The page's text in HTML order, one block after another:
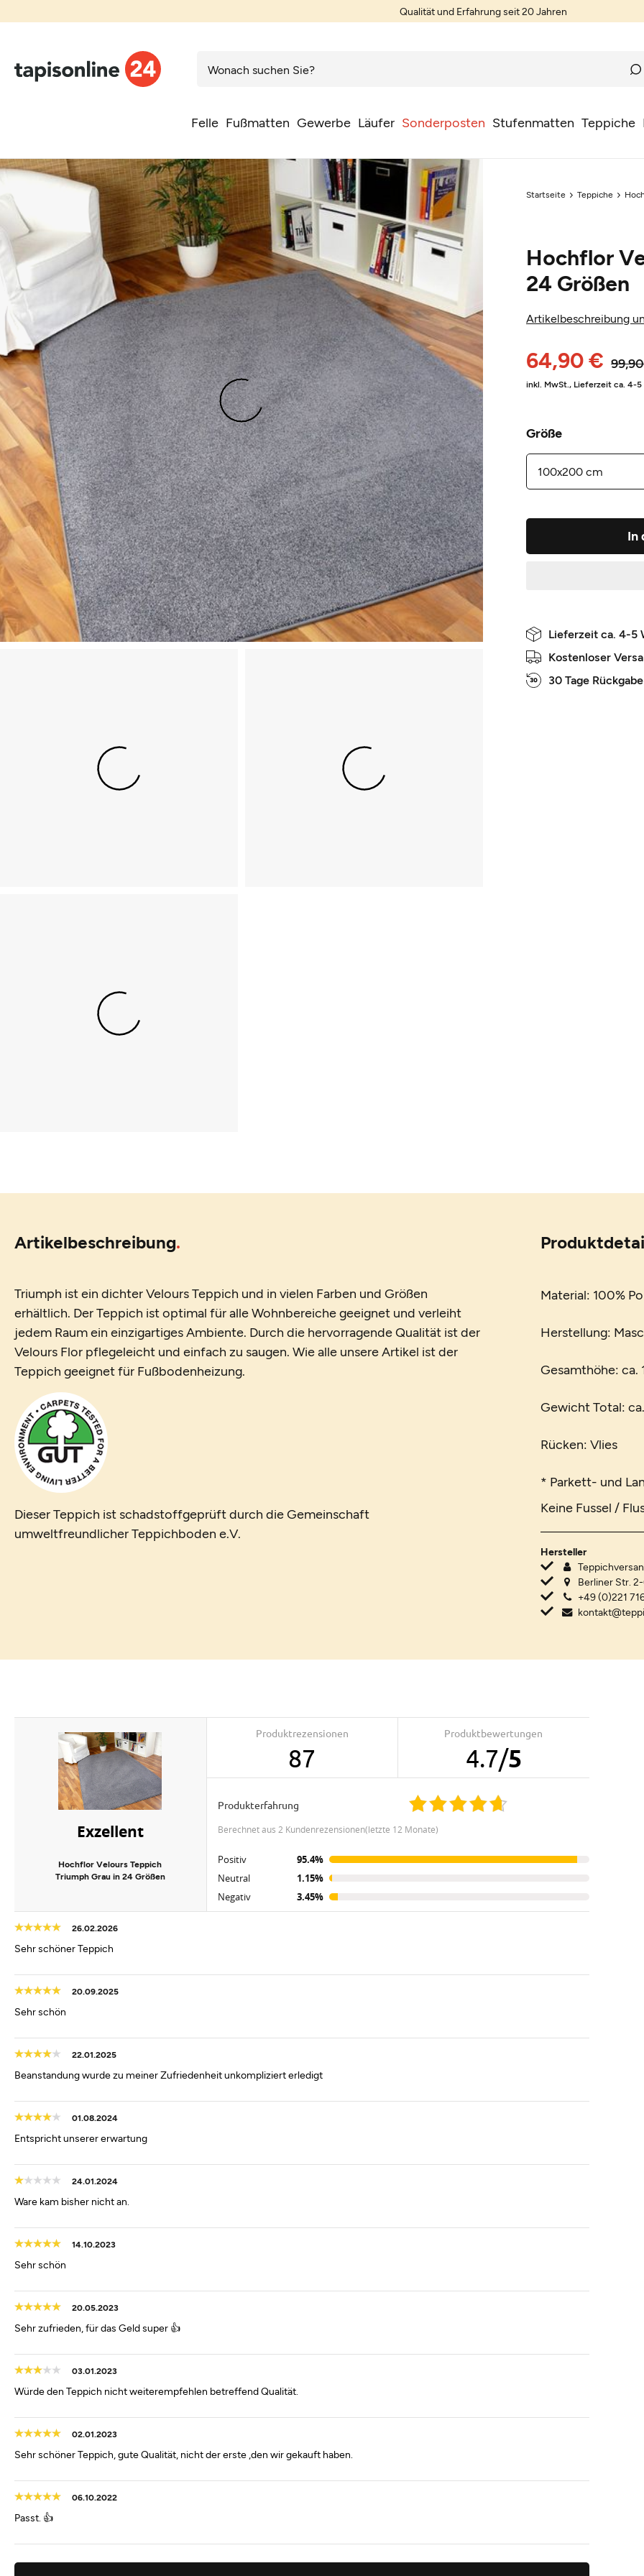
Qualität und Erfahrung seit 20 Jahren
Felle Fußmatten Gewerbe Läufer Sonderposten Stufenmatten Teppiche
Startseite Teppiche
Hochflor
24 Größen
Artikelbeschreibung
64,90 €
inkl. MwSt., Lieferzeit ca. 4-5
Größe
In
Lieferzeit ca. 4-5
Kostenloser
30 Tage
Artikelbeschreibung
Triumph ist ein dichter Velours Teppich und in vielen Farben und Größen
erhältlich. Der Teppich ist optimal für alle Wohnbereiche geeignet und verleiht
jedem Raum ein einzigartiges Ambiente. Durch die hervorragende Qualität ist der
Velours Flor pflegeleicht und einfach zu saugen. Wie alle unsere Artikel ist der
Teppich geeignet für Fußbodenheizung.
Dieser Teppich ist schadstoffgeprüft durch die Gemeinschaft
umweltfreundlicher Teppichboden e.V.
Material: 100%
Herstellung:
Gesamthöhe: ca.
Gewicht Total:
Rücken: Vlies
* Parkett- und
Keine Fussel /
Hersteller
Berliner Str.
+49 (0)221
Exzellent
Hochflor Velours Teppich
Triumph Grau in 24 Größen
Produktrezensionen
87
Produktbewertungen
4.7/5
Produkterfahrung
berechnet aus 2 Kundenrezensionen(letzte 12 Monate)
Positiv
95.4%
Neutral
1.15%
Negativ
3.45%
26.02.2026
Sehr schöner Teppich
20.09.2025
Sehr schön
22.01.2025
Beanstandung wurde zu meiner Zufriedenheit unkompliziert erledigt
01.08.2024
Entspricht unserer erwartung
24.01.2024
Ware kam bisher nicht an.
14.10.2023
Sehr schön
20.05.2023
Sehr zufrieden, für das Geld super 👍
03.01.2023
Würde den Teppich nicht weiterempfehlen betreffend Qualität.
02.01.2023
Sehr schöner Teppich, gute Qualität, nicht der erste ,den wir gekauft haben.
06.10.2022
Passt. 👍